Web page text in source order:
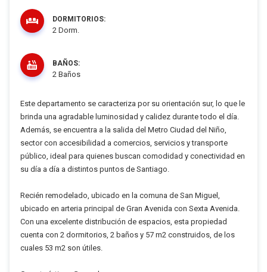
DORMITORIOS:
2 Dorm.
BAÑOS:
2 Baños
Este departamento se caracteriza por su orientación sur, lo que le
brinda una agradable luminosidad y calidez durante todo el día.
Además, se encuentra a la salida del Metro Ciudad del Niño,
sector con accesibilidad a comercios, servicios y transporte
público, ideal para quienes buscan comodidad y conectividad en
su día a día a distintos puntos de Santiago.
Recién remodelado, ubicado en la comuna de San Miguel,
ubicado en arteria principal de Gran Avenida con Sexta Avenida.
Con una excelente distribución de espacios, esta propiedad
cuenta con 2 dormitorios, 2 baños y 57 m2 construidos, de los
cuales 53 m2 son útiles.